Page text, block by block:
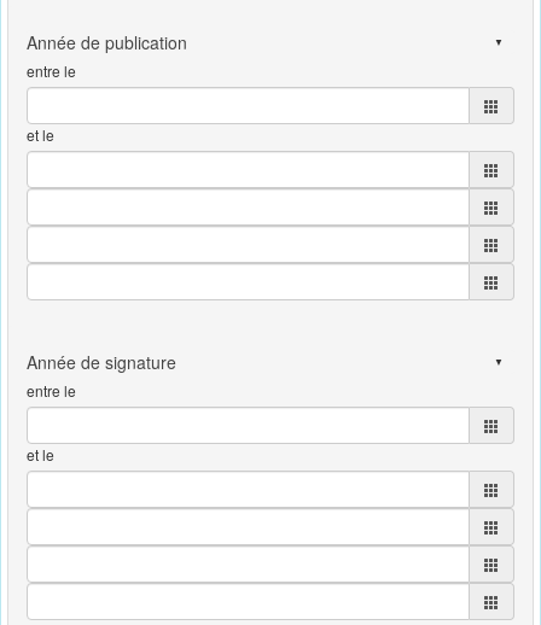
entre le
et le
entre le
et le